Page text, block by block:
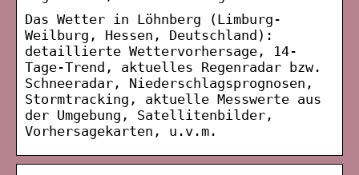
Das Wetter in Löhnberg (Limburg-
Weilburg, Hessen, Deutschland):
detaillierte Wettervorhersage, 14-
Tage-Trend, aktuelles Regenradar bzw.
Schneeradar, Niederschlagsprognosen,
Stormtracking, aktuelle Messwerte aus
der Umgebung, Satellitenbilder,
Vorhersagekarten, u.v.m.